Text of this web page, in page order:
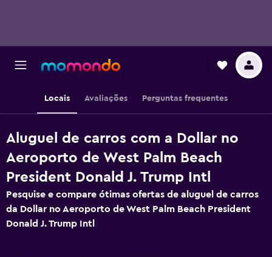
Locais Avaliações Perguntas frequentes
Aluguel de carros com a Dollar no
Aeroporto de West Palm Beach
President Donald J. Trump Intl
Pesquise e compare ótimas ofertas de aluguel de carros
da Dollar no Aeroporto de West Palm Beach President
Donald J. Trump Intl